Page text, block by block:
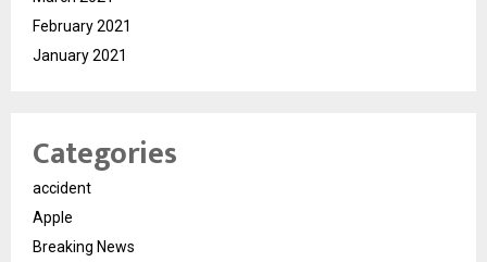
February 2021
January 2021
Categories
accident
Apple
Breaking News